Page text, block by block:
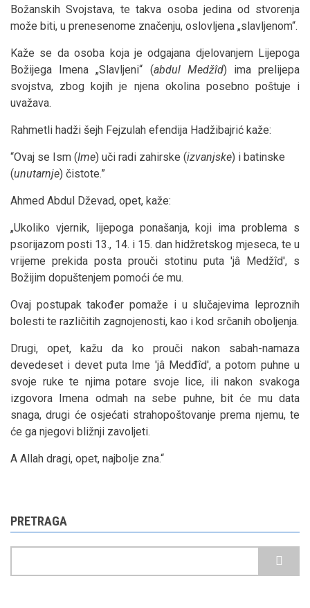
Božanskih Svojstava, te takva osoba jedina od stvorenja
može biti, u prenesenome značenju, oslovljena „slavljenom“.
Kaže se da osoba koja je odgajana djelovanjem Lijepoga
Božijega Imena „Slavljeni“ (abdul Medžîd) ima prelijepa
svojstva, zbog kojih je njena okolina posebno poštuje i
uvažava.
Rahmetli hadži šejh Fejzulah efendija Hadžibajrić kaže:
“Ovaj se Ism (Ime) uči radi zahirske (izvanjske) i batinske
(unutarnje) čistote.”
Ahmed Abdul Dževad, opet, kaže:
„Ukoliko vjernik, lijepoga ponašanja, koji ima problema s
psorijazom posti 13., 14. i 15. dan hidžretskog mjeseca, te u
vrijeme prekida posta prouči stotinu puta 'jâ Medžîd', s
Božijim dopuštenjem pomoći će mu.
Ovaj postupak također pomaže i u slučajevima leproznih
bolesti te različitih zagnojenosti, kao i kod srčanih oboljenja.
Drugi, opet, kažu da ko prouči nakon sabah-namaza
devedeset i devet puta Ime 'jâ Medđîd', a potom puhne u
svoje ruke te njima potare svoje lice, ili nakon svakoga
izgovora Imena odmah na sebe puhne, bit će mu data
snaga, drugi će osjećati strahopoštovanje prema njemu, te
će ga njegovi bližnji zavoljeti.
A Allah dragi, opet, najbolje zna.“
PRETRAGA